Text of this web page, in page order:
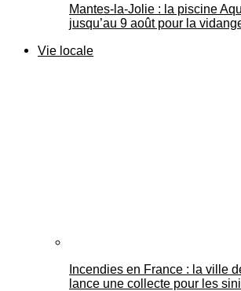
Mantes-la-Jolie : la piscine
jusqu’au 9 août pour la
Vie locale
Incendies en France : la ville
lance une collecte pour les